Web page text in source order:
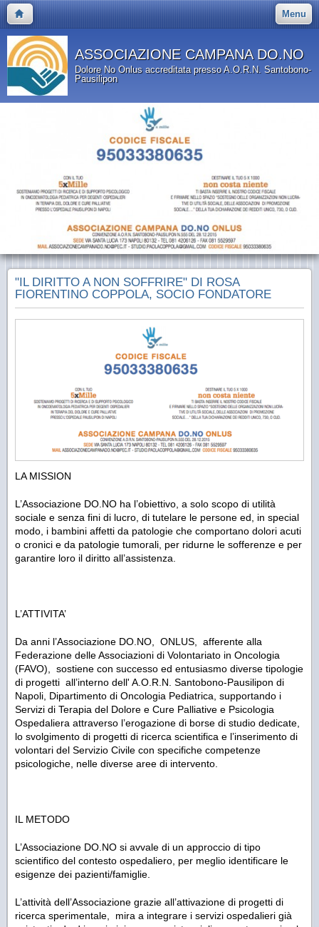
Menu
ASSOCIAZIONE CAMPANA DO.NO
Dolore No Onlus accreditata presso A.O.R.N. Santobono-
Pausilipon
"IL DIRITTO A NON SOFFRIRE" DI ROSA
FIORENTINO COPPOLA, SOCIO FONDATORE
LA MISSION
L’Associazione DO.NO ha l’obiettivo, a solo scopo di utilità
sociale e senza fini di lucro, di tutelare le persone ed, in special
modo, i bambini affetti da patologie che comportano dolori acuti
o cronici e da patologie tumorali, per ridurne le sofferenze e per
garantire loro il diritto all’assistenza.
L’ATTIVITA’
Da anni l’Associazione DO.NO, ONLUS, afferente alla
Federazione delle Associazioni di Volontariato in Oncologia
(FAVO), sostiene con successo ed entusiasmo diverse tipologie
di progetti all’interno dell' A.O.R.N. Santobono-Pausilipon di
Napoli, Dipartimento di Oncologia Pediatrica, supportando i
Servizi di Terapia del Dolore e Cure Palliative e Psicologia
Ospedaliera attraverso l’erogazione di borse di studio dedicate,
lo svolgimento di progetti di ricerca scientifica e l’inserimento di
volontari del Servizio Civile con specifiche competenze
psicologiche, nelle diverse aree di intervento.
IL METODO
L’Associazione DO.NO si avvale di un approccio di tipo
scientifico del contesto ospedaliero, per meglio identificare le
esigenze dei pazienti/famiglie.
L’attività dell’Associazione grazie all’attivazione di progetti di
ricerca sperimentale, mira a integrare i servizi ospedalieri già